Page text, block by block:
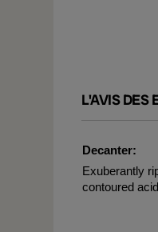
L'AVIS DES
Decanter:
Exuberantly
contoured